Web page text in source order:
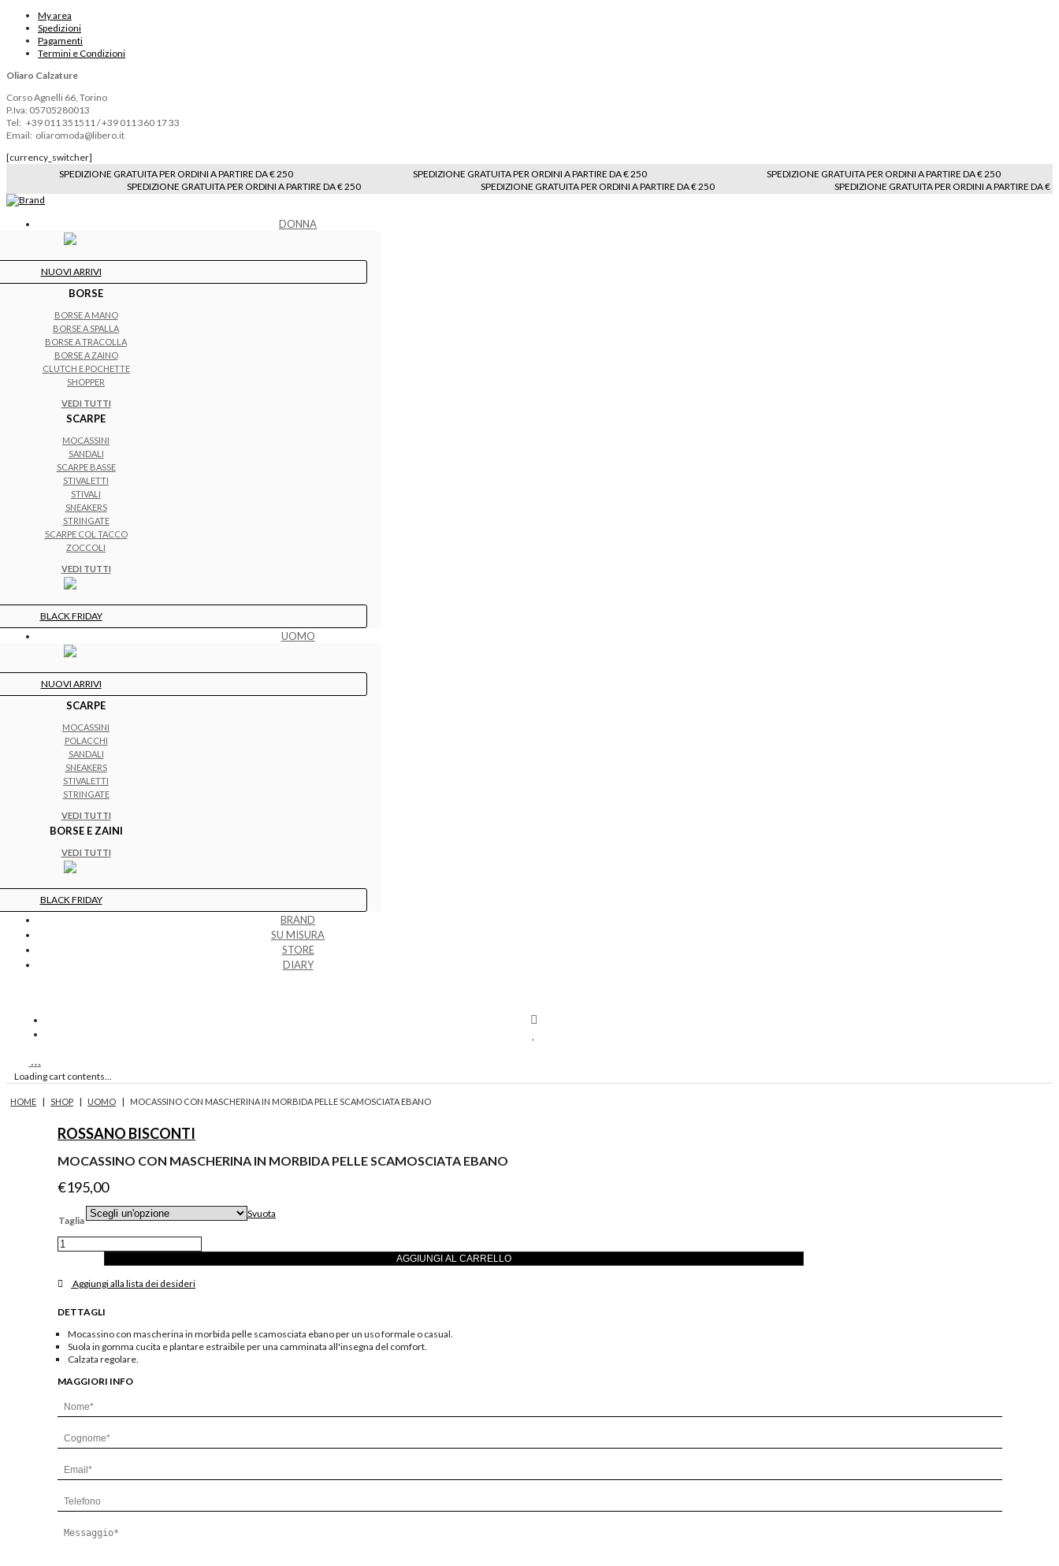
My area
Spedizioni
Pagamenti
Termini e Condizioni
Oliaro Calzature
Corso Agnelli 66, Torino
P.Iva: 05705280013
Tel: +39 011 351511 / +39 011 360 17 33
Email: oliaromoda@libero.it
[currency_switcher]
SPEDIZIONE GRATUITA PER ORDINI A PARTIRE DA € 250
SPEDIZIONE GRATUITA PER ORDINI A PARTIRE DA € 250
SPEDIZIONE GRATUITA PER ORDINI A PARTIRE DA € 250
SPEDIZIONE GRATUITA PER ORDINI A PARTIRE DA € 250
SPEDIZIONE GRATUITA PER ORDINI A PARTIRE DA € 250
SPEDIZIONE GRATUITA PER ORDINI A PARTIRE DA €
DONNA
NUOVI ARRIVI
BORSE
BORSE A MANO
BORSE A SPALLA
BORSE A TRACOLLA
BORSE A ZAINO
CLUTCH E POCHETTE
SHOPPER
VEDI TUTTI
SCARPE
MOCASSINI
SANDALI
SCARPE BASSE
STIVALETTI
STIVALI
SNEAKERS
STRINGATE
SCARPE COL TACCO
ZOCCOLI
VEDI TUTTI
BLACK FRIDAY
UOMO
NUOVI ARRIVI
SCARPE
MOCASSINI
POLACCHI
SANDALI
SNEAKERS
STIVALETTI
STRINGATE
VEDI TUTTI
BORSE E ZAINI
VEDI TUTTI
BLACK FRIDAY
BRAND
SU MISURA
STORE
DIARY
My
…
Loading cart contents...
HOME | SHOP | UOMO | MOCASSINO CON MASCHERINA IN MORBIDA PELLE SCAMOSCIATA EBANO
ROSSANO BISCONTI
MOCASSINO CON MASCHERINA IN MORBIDA PELLE SCAMOSCIATA EBANO
€195,00
Taglia
Svuota
Mocassino
con
mascherina
in
morbida
scamosciata
ebano
quantità
AGGIUNGI AL CARRELLO
Aggiungi alla lista dei desideri
DETTAGLI
Mocassino con mascherina in morbida pelle scamosciata ebano per un uso formale o casual.
Suola in gomma cucita e plantare estraibile per una camminata all'insegna del comfort.
Calzata regolare.
MAGGIORI INFO